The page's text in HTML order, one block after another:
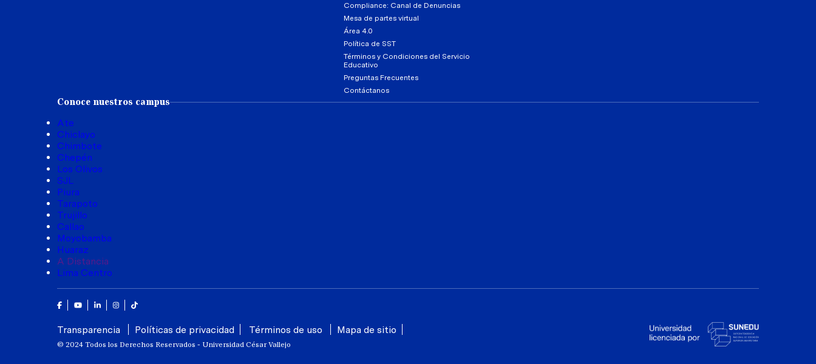
Compliance: Canal de Denuncias
Mesa de partes virtual
Área 4.0
Política de SST
Términos y Condiciones del Servicio
Educativo
Preguntas Frecuentes
Contáctanos
Conoce nuestros campus
Ate
Chiclayo
Chimbote
Chepén
Los Olivos
SJL
Piura
Tarapoto
Trujillo
Callao
Moyobamba
Huaraz
A Distancia
Lima Centro
Facebook
YoutubeLinkedinInstagram
Tik Tok
Transparencia Políticas de privacidad Términos de uso Mapa de sitio
© 2024 Todos los Derechos Reservados - Universidad César Vallejo